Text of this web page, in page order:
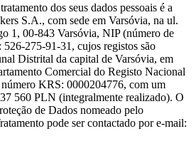
dos seus dados pessoais é a
S.A., com sede em Varsóvia, na ul.
1, 00-843 Varsóvia, NIP (número de
275-91-31, cujos registos são
Distrital da capital de Varsóvia, em
Comercial do Registo Nacional
número KRS: 0000204776, com um
560 PLN (integralmente realizado). O
de Dados nomeado pelo
pode ser contactado por e-mail: